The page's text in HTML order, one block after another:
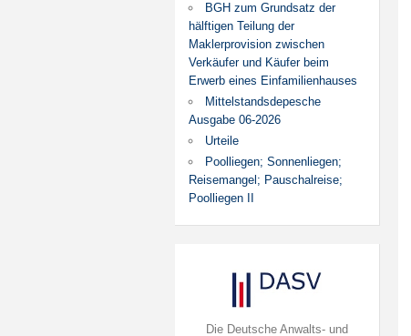
BGH zum Grundsatz der
hälftigen Teilung der
Maklerprovision zwischen
Verkäufer und Käufer beim
Erwerb eines Einfamilienhauses
Mittelstandsdepesche
Ausgabe 06-2026
Urteile
Poolliegen; Sonnenliegen;
Reisemangel; Pauschalreise;
Poolliegen II
Die Deutsche Anwalts- und